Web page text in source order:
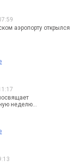
аэропорту открылся
неделю...